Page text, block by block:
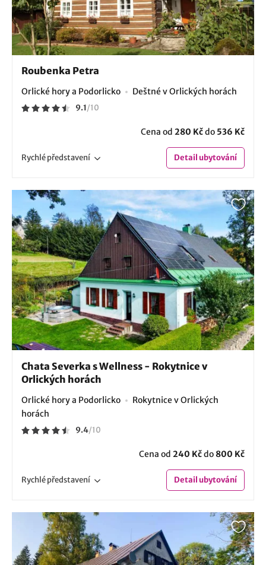
Roubenka Petra
Orlické hory a Podorlicko Deštné v Orlických horách
9.1/10
Cena od 280 Kčdo 536 Kč
Rychlépředstavení Detailubytování
Chata Severka s Wellness - Rokytnice v
Orlických horách
Orlické hory a Podorlicko
Rokytnice v Orlických
horách
9.4/10
Cena od 240 Kčdo 800 Kč
Rychlépředstavení Detailubytování